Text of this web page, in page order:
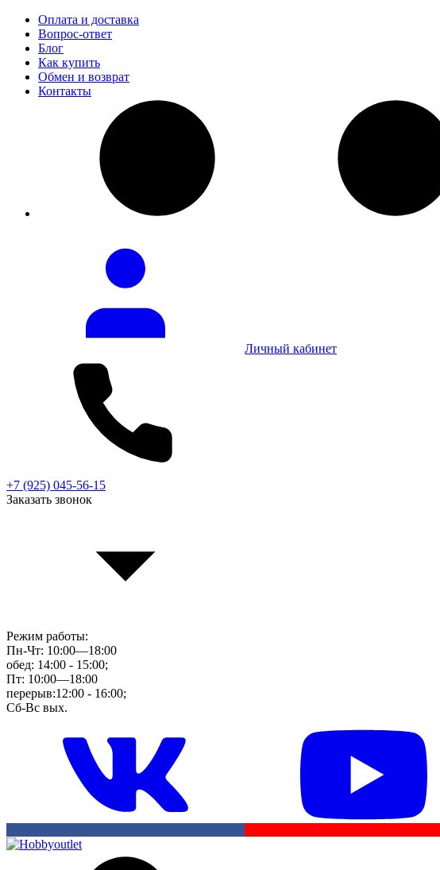
Оплата и доставка
Вопрос-ответ
Блог
Как купить
Обмен и возврат
Контакты
Личный кабинет
+7 (925) 045-56-15
Заказать звонок
Режим работы:
Пн-Чт: 10:00—18:00
обед: 14:00 - 15:00;
Пт: 10:00—18:00
перерыв:12:00 - 16:00;
Сб-Вс вых.